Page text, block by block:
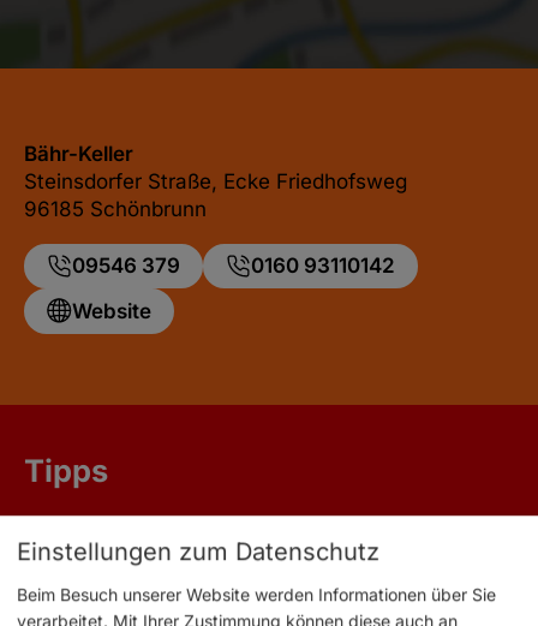
Bähr-Keller
Steinsdorfer Straße, Ecke Friedhofsweg
96185 Schönbrunn
09546 379
0160 93110142
Website
Tipps
Einstellungen zum Datenschutz
Beim Besuch unserer Website werden Informationen über Sie
verarbeitet. Mit Ihrer Zustimmung können diese auch an